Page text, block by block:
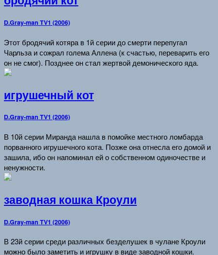
D.Gray-man TV1 (2006)
Этот бродячий котяра в 1й серии до смерти перепугал
Чарльза и сожрал голема Аллена (к счастью, переварить его
он не смог). Позднее он стал жертвой демонического яда.
игрушечный кот
D.Gray-man TV1 (2006)
В 10й серии Миранда нашла в помойке местного ломбарда
порванного игрушечного кота. Позже она отнесла его домой и
зашила, ибо он напоминал ей о собственном одиночестве и
ненужности.
заводная кошка Кроули
D.Gray-man TV1 (2006)
В 23й серии среди различных безделушек в чулане Кроули
можно было заметить и игрушку в виде заводной кошки.